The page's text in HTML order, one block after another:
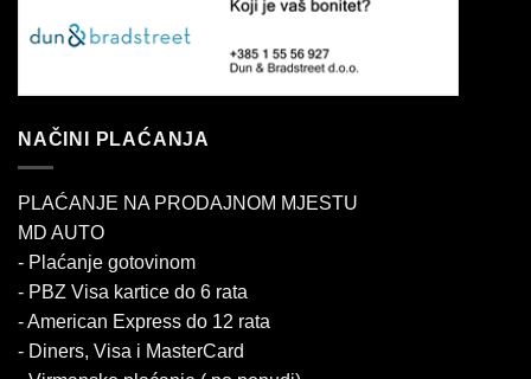
NAČINI PLAĆANJA
PLAĆANJE NA PRODAJNOM MJESTU
MD AUTO
- Plaćanje gotovinom
- PBZ Visa kartice do 6 rata
- American Express do 12 rata
- Diners, Visa i MasterCard